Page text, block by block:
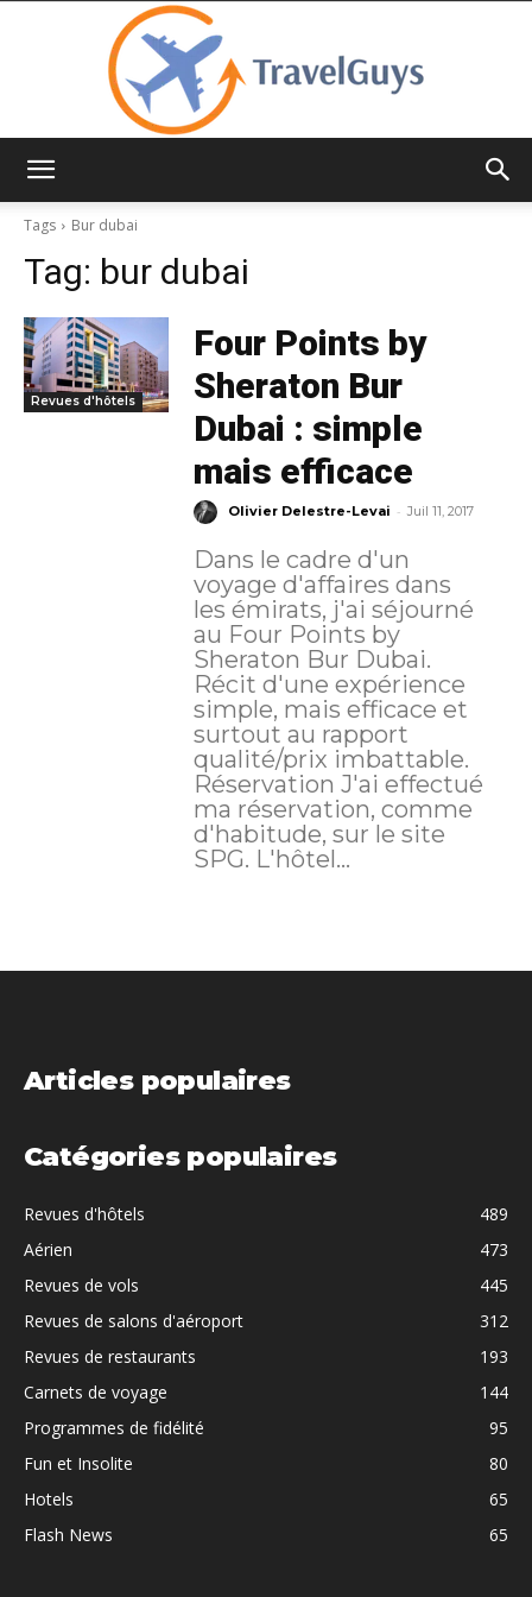
Tags
Bur dubai
Tag: bur dubai
Revues d'hôtels
Four Points by
Sheraton Bur
Dubai : simple
mais efficace
Olivier Delestre-Levai - Juil 11, 2017
Dans le cadre d'un
voyage d'affaires dans
les émirats, j'ai séjourné
au Four Points by
Sheraton Bur Dubai.
Récit d'une expérience
simple, mais efficace et
surtout au rapport
qualité/prix imbattable.
Réservation J'ai effectué
ma réservation, comme
d'habitude, sur le site
SPG. L'hôtel...
Articles populaires
Catégories populaires
Revues d'hôtels
489
Aérien
473
Revues de vols
445
Revues de salons d'aéroport
312
Revues de restaurants
193
Carnets de voyage
144
Programmes de fidélité
95
Fun et Insolite
80
Hotels
65
Flash News
65